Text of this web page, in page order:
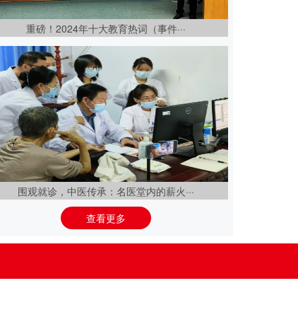
重磅！2024年十大教育热词（事件···
围观就诊，中医传承：名医堂内的薪火···